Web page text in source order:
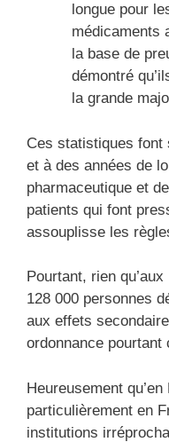
longue pour
médicaments
la base de
démontré
la grande
Ces statistiques font
et à des années de
pharmaceutique et
patients qui font
assouplisse les
Pourtant, rien
128 000 personnes
aux effets
ordonnance
Heureusement
particulièrement en
institutions